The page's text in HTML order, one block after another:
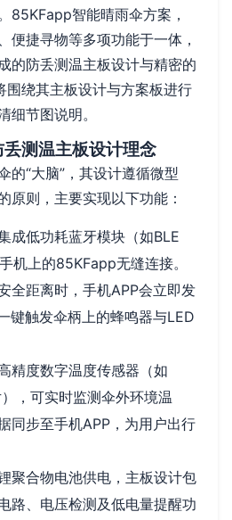
85KFapp智能晴雨伞方案，
便捷寻物等多项功能于一体，
的防丢测温主板设计与精密的
围绕其主板设计与方案板进行
细节图说明。
测温主板设计理念
的“大脑”，其设计遵循微型
原则，主要实现以下功能：
成低功耗蓝牙模块（如BLE
机上的85KFapp无缝连接。
全距离时，手机APP会立即发
键触发伞柄上的蜂鸣器与LED
精度数字温度传感器（如
，可实时监测伞外环境温
同步至手机APP，为用户出行
聚合物电池供电，主板设计包
路、电压检测及低电量提醒功